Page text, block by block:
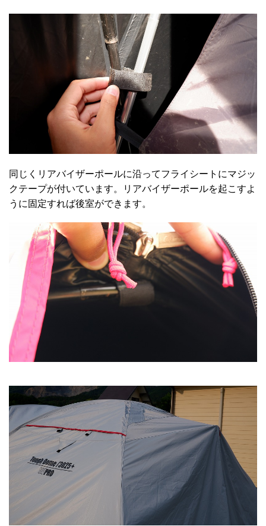
同じくリアバイザーポールに沿ってフライシートにマジッ
クテープが付いています。リアバイザーポールを起こすよ
うに固定すれば後室ができます。